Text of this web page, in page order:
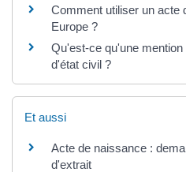
Comment utiliser un acte
Europe ?
Qu'est-ce qu'une
d'état civil ?
Et aussi
Acte de naissance :
d'extrait